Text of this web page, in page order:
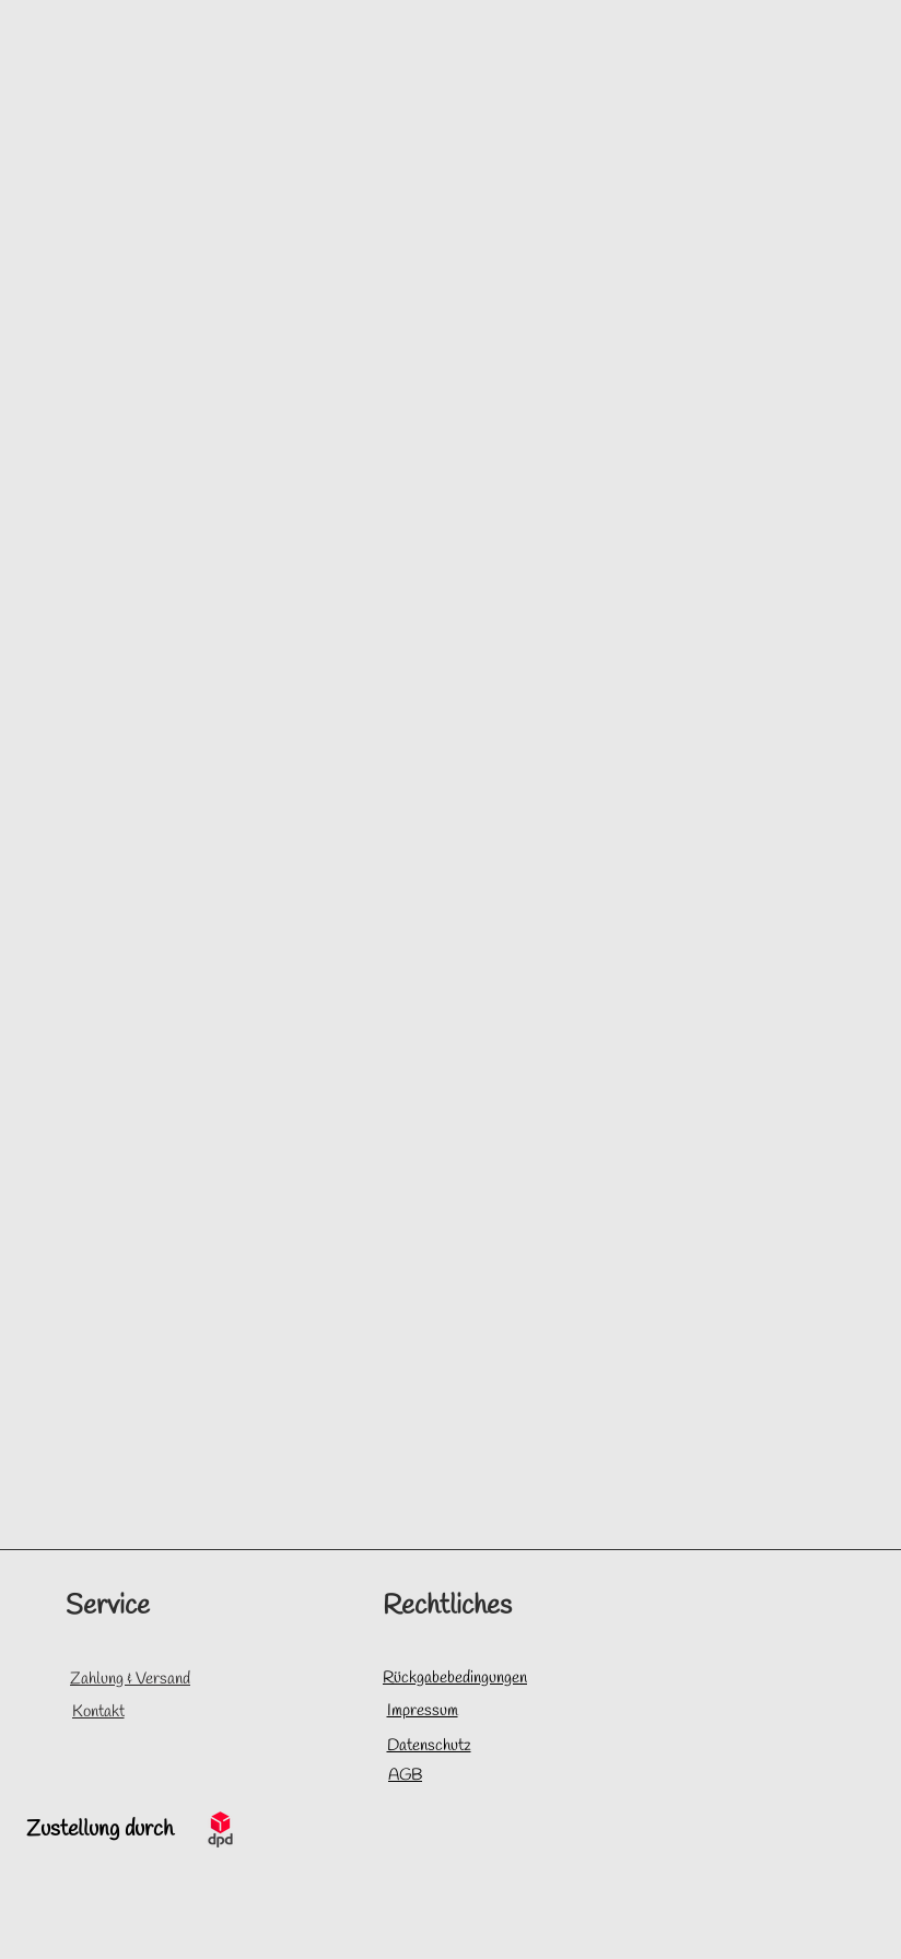
Service Rechtliches
Zahlung & Versand
Kontakt
Rückgabebedingungen
Impressum
Datenschutz
AGB
Zustellung durch